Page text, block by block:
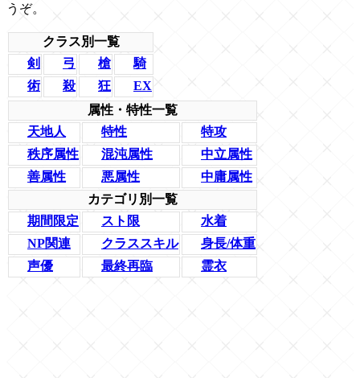
うぞ。
クラス別一覧
剣
弓 槍
騎
術
殺 狂
EX
属性・特性一覧
天地人
特性
特攻
秩序属性
混沌属性
中立属性
善属性
悪属性
中庸属性
カテゴリ別一覧
期間限定
スト限
水着
NP関連
クラススキル
身長/体重
声優
最終再臨 霊衣